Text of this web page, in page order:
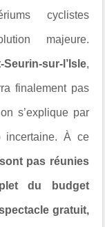
cyclistes
majeure.
sur-l’Isle,
finalement pas
s’explique par
incertaine. À ce
pas réunies
du budget
gratuit,